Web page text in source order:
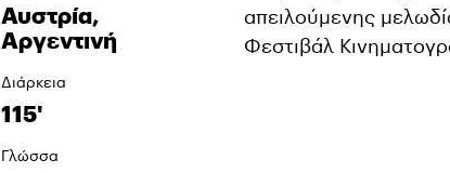
Αυστρία,
Αργεντινή
Διάρκεια
115'
Γλώσσα
απειλούμενης
Φεστιβάλ